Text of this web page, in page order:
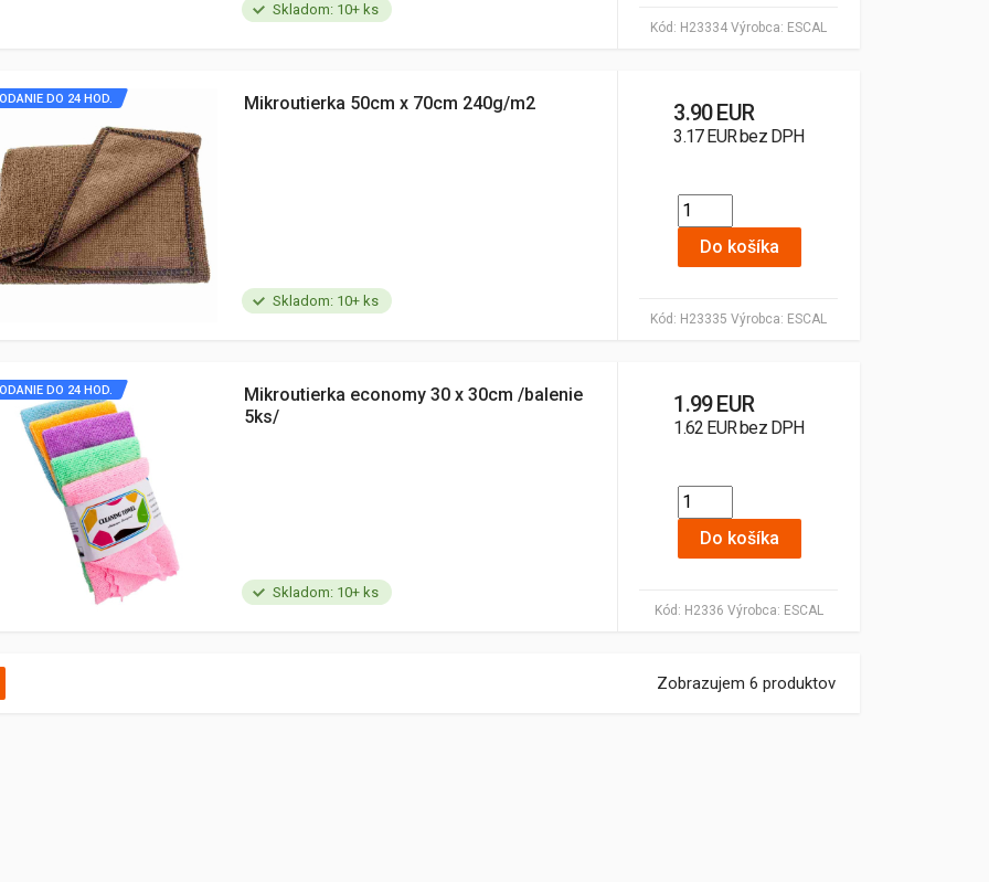
Skladom: 10+ ks
Kód: H23334 Výrobca: ESCAL
Skladom: 10+ ks
Kód: H23335 Výrobca: ESCAL
DO 24 HOD. Mikroutierka 50cm x 70cm 240g/m2 3.90 EUR
3.17 EUR bez DPH
Do košíka
Skladom: 10+ ks
Kód: H2336 Výrobca: ESCAL
DO 24 HOD.
Mikroutierka economy 30 x 30cm /balenie
5ks/
1.99 EUR
1.62 EUR bez DPH
Do košíka
Zobrazujem 6 produktov